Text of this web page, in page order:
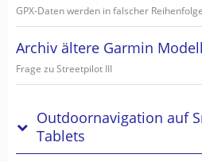
GPX-Daten werden in falscher
Archiv ältere Garmin
Frage zu Streetpilot III
Outdoornavigation auf
Tablets